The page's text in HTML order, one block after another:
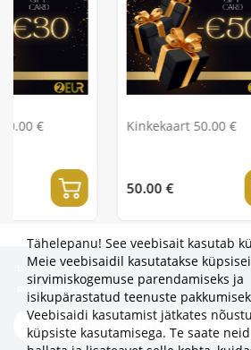
Kinkekaart 50.00 €
50.00 €
Liitu uudiskirjaga, et olla esimene, kes kuuleb
pakkumistest ja uudistest!
Tähelepanu! See veebisait kasutab
Meie veebisaidil kasutatakse
sirvimiskogemuse parendamiseks ja
isikupärastatud teenuste
Veebisaidi kasutamist jätkates
küpsiste kasutamisega. Te saate